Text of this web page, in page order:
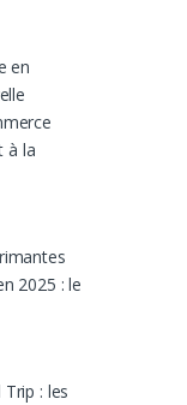
en
à la
2025 : le
: les